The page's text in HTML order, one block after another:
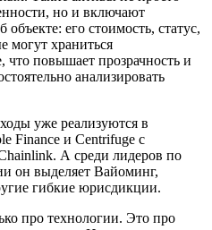
но и включают
его стоимость, статус,
могут храниться
что повышает прозрачность и
анализировать
уже реализуются в
Finance и Centrifuge с
А среди лидеров по
он выделяет Вайоминг,
гибкие юрисдикции.
про технологии. Это про